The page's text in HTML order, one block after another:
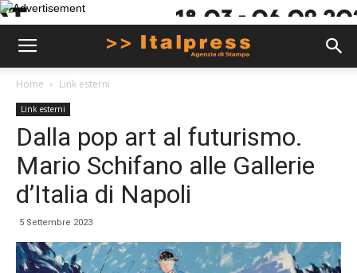
Home Link esterni
Link esterni
Dalla pop art al futurismo.
Mario Schifano alle Gallerie
d’Italia di Napoli
5 Settembre 2023